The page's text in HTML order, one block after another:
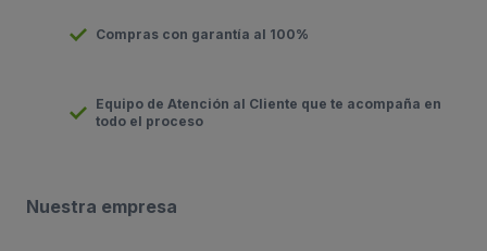
Compras con garantía al 100%
Equipo de Atención al Cliente que te acompaña en
todo el proceso
Nuestra empresa